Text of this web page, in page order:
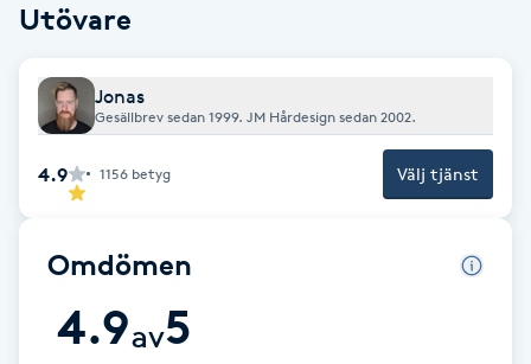
Fotvård
Fransar
Fransfärgning
Fransförlängning
Fransförlängning Megavolym
Utövare
Jonas
Gesällbrev sedan 1999. JM Hårdesign sedan 2002.
4.9 1156 betyg Välj tjänst
Omdömen
4.9av5